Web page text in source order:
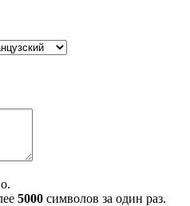
5000 символов за один раз.